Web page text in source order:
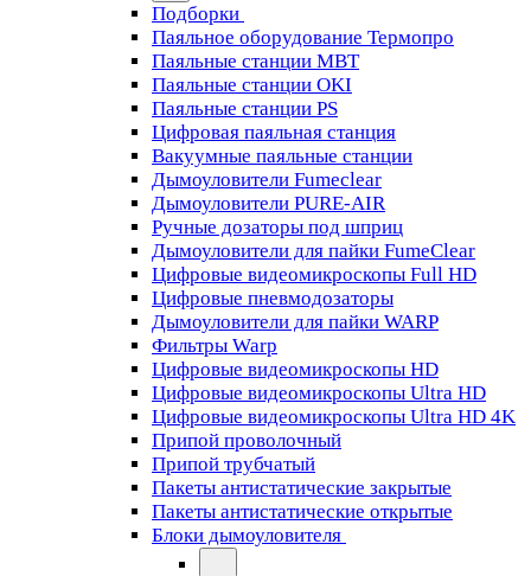
Подборки
Паяльное оборудование Термопро
Паяльные станции MBT
Паяльные станции OKI
Паяльные станции PS
Цифровая паяльная станция
Вакуумные паяльные станции
Дымоуловители Fumeclear
Дымоуловители PURE-AIR
Ручные дозаторы под шприц
Дымоуловители для пайки FumeClear
Цифровые видеомикроскопы Full HD
Цифровые пневмодозаторы
Дымоуловители для пайки WARP
Фильтры Warp
Цифровые видеомикроскопы HD
Цифровые видеомикроскопы Ultra HD
Цифровые видеомикроскопы Ultra HD 4K
Припой проволочный
Припой трубчатый
Пакеты антистатические закрытые
Пакеты антистатические открытые
Блоки дымоуловителя